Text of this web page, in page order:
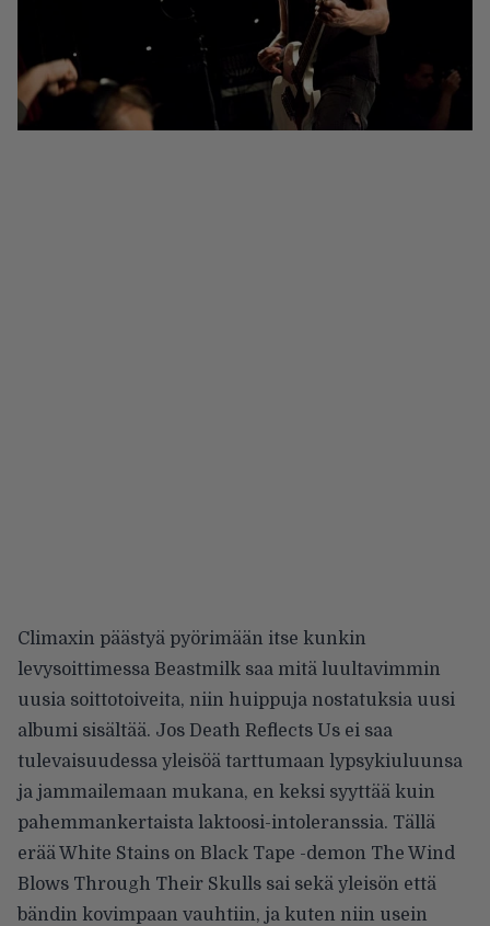
Climaxin päästyä pyörimään itse kunkin
levysoittimessa Beastmilk saa mitä luultavimmin
uusia soittotoiveita, niin huippuja nostatuksia uusi
albumi sisältää. Jos Death Reflects Us ei saa
tulevaisuudessa yleisöä tarttumaan lypsykiuluunsa
ja jammailemaan mukana, en keksi syyttää kuin
pahemmankertaista laktoosi-intoleranssia. Tällä
erää White Stains on Black Tape -demon The Wind
Blows Through Their Skulls sai sekä yleisön että
bändin kovimpaan vauhtiin, ja kuten niin usein